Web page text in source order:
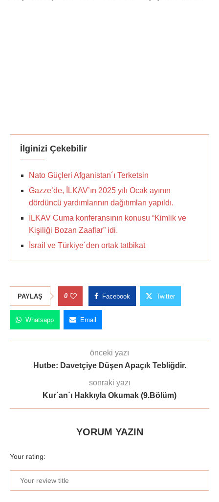
İlginizi Çekebilir
Nato Güçleri Afganistan´ı Terketsin
Gazze’de, İLKAV’ın 2025 yılı Ocak ayının
dördüncü yardımlarının dağıtımları yapıldı.
İLKAV Cuma konferansının konusu “Kimlik ve
Kişiliği Bozan Zaaflar” idi.
İsrail ve Türkiye´den ortak tatbikat
PAYLAŞ 0 Facebook Twitter
Whatsapp Email
önceki yazı
Hutbe: Davetçiye Düşen Apaçık Tebliğdir.
sonraki yazı
Kur´an´ı Hakkıyla Okumak (9.Bölüm)
YORUM YAZIN
Your rating: